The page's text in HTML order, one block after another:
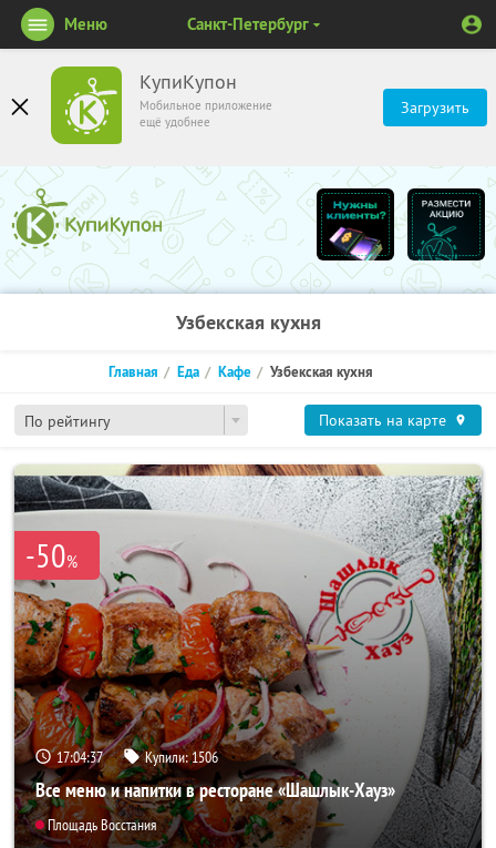
КупиКупон
Мобильное приложение
ещё удобнее
Загрузить
Меню Санкт-Петербург
Узбекская кухня
По рейтингу
Главная Еда Кафе Узбекская кухня
Показать на карте
-50%
17:04:36 Купили:1506
Все меню и напитки в ресторане «Шашлык-Хауз»
Площадь Восстания